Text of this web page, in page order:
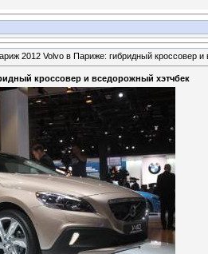
2012 Volvo в Париже: гибридный кроссовер и
кроссовер и вседорожный хэтчбек